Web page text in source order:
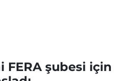
FERA şubesi için